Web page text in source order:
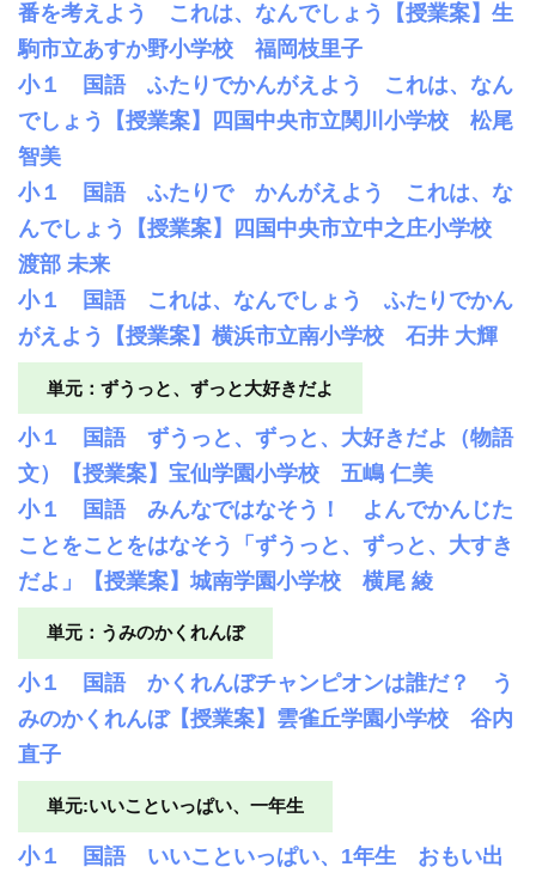
番を考えよう これは、なんでしょう【授業案】生
駒市立あすか野小学校 福岡枝里子
小１ 国語 ふたりでかんがえよう これは、なん
でしょう【授業案】四国中央市立関川小学校 松尾
智美
小１ 国語 ふたりで かんがえよう これは、な
んでしょう【授業案】四国中央市立中之庄小学校
渡部 未来
小１ 国語 これは、なんでしょう ふたりでかん
がえよう【授業案】横浜市立南小学校 石井 大輝
単元：ずうっと、ずっと大好きだよ
小１ 国語 ずうっと、ずっと、大好きだよ（物語
文）【授業案】宝仙学園小学校 五嶋 仁美
小１ 国語 みんなではなそう！ よんでかんじた
ことをことをはなそう「ずうっと、ずっと、大すき
だよ」【授業案】城南学園小学校 横尾 綾
単元：うみのかくれんぼ
小１ 国語 かくれんぼチャンピオンは誰だ？ う
みのかくれんぼ【授業案】雲雀丘学園小学校 谷内
直子
単元:いいこといっぱい、一年生
小１ 国語 いいこといっぱい、1年生 おもい出